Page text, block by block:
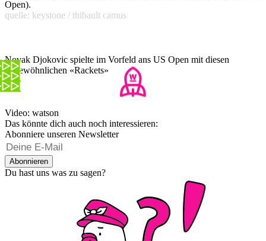
Open).
quelle: keystone / thibault camus
Novak Djokovic spielte im Vorfeld ans US Open mit diesen
ungewöhnlichen «Rackets»
Video: watson
Das könnte dich auch noch interessieren:
Abonniere unseren Newsletter
Abonnieren
Du hast uns was zu sagen?